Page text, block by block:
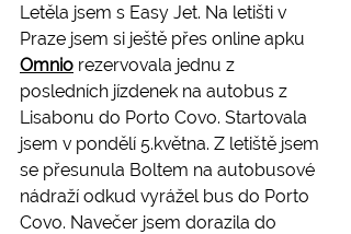
Letěla jsem s Easy Jet. Na letišti v
Praze jsem si ještě přes online apku
Omnio rezervovala jednu z
posledních jízdenek na autobus z
Lisabonu do Porto Covo. Startovala
jsem v pondělí 5.května. Z letiště jsem
se přesunula Boltem na autobusové
nádraží odkud vyrážel bus do Porto
Covo. Navečer jsem dorazila do